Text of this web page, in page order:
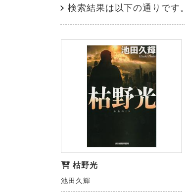
検索結果は以下の通りです。
枯野光
池田久輝